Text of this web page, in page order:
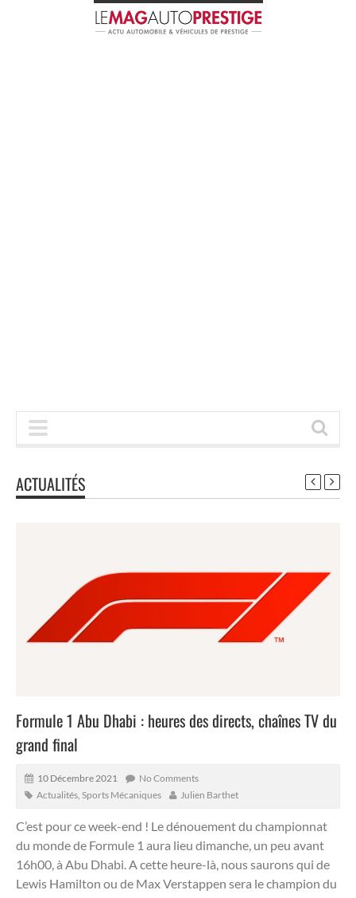
ACTUALITÉS
Formule 1 Abu Dhabi : heures des directs, chaînes TV du
grand final
10 Décembre 2021
No Comments
Actualités Sports Mécaniques Julien Barthet
C’est pour ce week-end ! Le dénouement du championnat
du monde de Formule 1 aura lieu dimanche, un peu avant
16h00, à Abu Dhabi. A cette heure-là, nous saurons qui de
Lewis Hamilton ou de Max Verstappen sera le champion du